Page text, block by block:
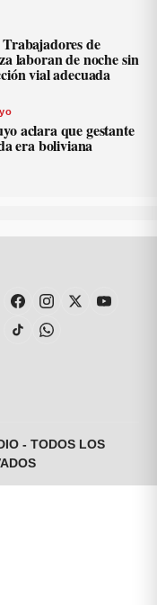
de
laboran de noche sin
vial adecuada
aclara que gestante
era boliviana
- TODOS LOS